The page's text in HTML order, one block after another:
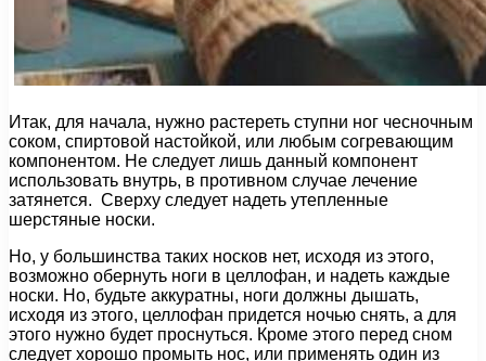
Итак, для начала, нужно растереть ступни ног чесночным
соком, спиртовой настойкой, или любым согревающим
компонентом. Не следует лишь данный компонент
использовать внутрь, в противном случае лечение
затянется. Сверху следует надеть утепленные
шерстяные носки.
Но, у большинства таких носков нет, исходя из этого,
возможно обернуть ноги в целлофан, и надеть каждые
носки. Но, будьте аккуратны, ноги должны дышать,
исходя из этого, целлофан придется ночью снять, а для
этого нужно будет проснуться. Кроме этого перед сном
следует хорошо промыть нос, или применять один из